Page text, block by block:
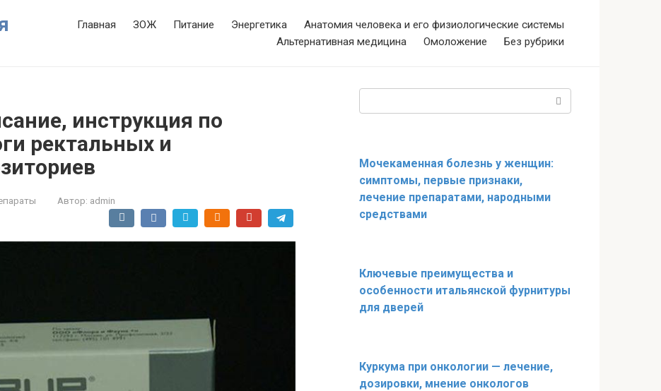
Главная ЗОЖ Питание Энергетика
Анатомия человека и его физиологические системы
Альтернативная медицина
Омоложение Без рубрики
инструкция по
ректальных и
Автор: admin
Мочекаменная болезнь у женщин:
симптомы, первые признаки,
лечение препаратами, народными
средствами
Ключевые преимущества и
особенности итальянской фурнитуры
для дверей
Куркума при онкологии — лечение,
дозировки, мнение онкологов